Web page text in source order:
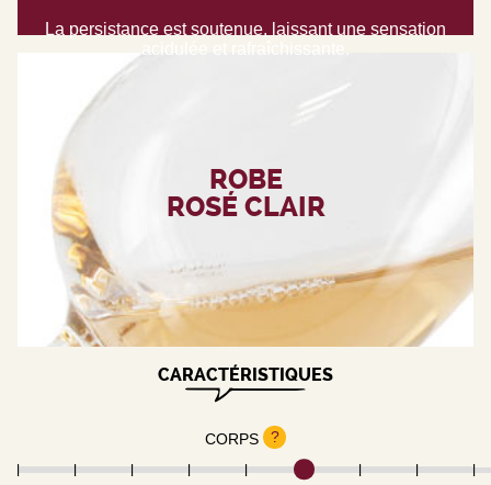
La persistance est soutenue, laissant une sensation
acidulée et rafraîchissante.
ROBE
ROSÉ CLAIR
CARACTÉRISTIQUES
CORPS ?